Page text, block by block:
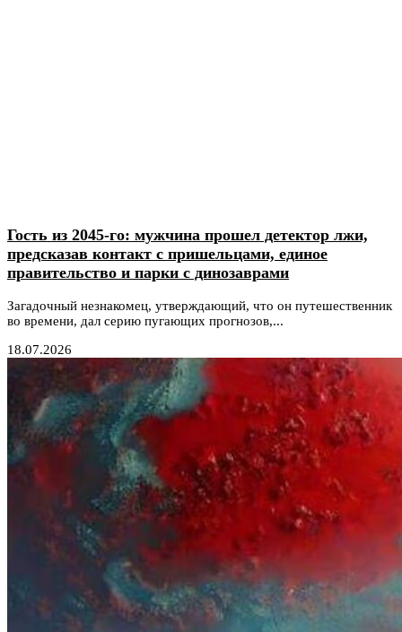
Гость из 2045-го: мужчина прошел детектор лжи,
предсказав контакт с пришельцами, единое
правительство и парки с динозаврами
Загадочный незнакомец, утверждающий, что он путешественник
во времени, дал серию пугающих прогнозов,...
18.07.2026